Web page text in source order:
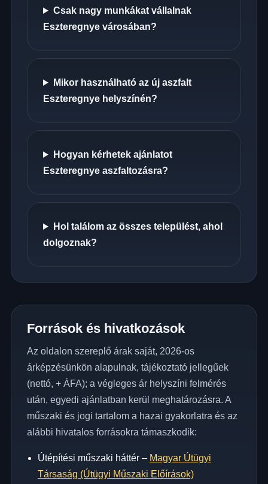
Csak nagy munkákat vállalnak
Eszteregnye városában?
Mikor használható az új aszfalt
Eszteregnye helyszínén?
Hogyan kérhetek ajánlatot
Eszteregnye aszfaltozásra?
Hol találom az összes települést, ahol
dolgoznak?
Források és hivatkozások
Az oldalon szereplő árak saját, 2026-os
árképzésünkön alapulnak, tájékoztató jellegűek
(nettó, + ÁFA); a végleges ár helyszíni felmérés
után, egyedi ajánlatban kerül meghatározásra. A
műszaki és jogi tartalom a hazai gyakorlatra és az
alábbi hivatalos forrásokra támaszkodik:
Útépítési műszaki háttér – Magyar Útügyi
Társaság (Útügyi Műszaki Előírások)